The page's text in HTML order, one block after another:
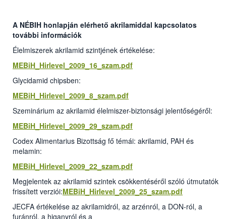
A NÉBIH honlapján elérhető akrilamiddal kapcsolatos
további információk
Élelmiszerek akrilamid szintjének értékelése:
MEBiH_Hirlevel_2009_16_szam.pdf
Glycidamid chipsben:
MEBiH_Hirlevel_2009_8_szam.pdf
Szeminárium az akrilamid élelmiszer-biztonsági jelentőségéről:
MEBiH_Hirlevel_2009_29_szam.pdf
Codex Alimentarius Bizottság fő témái: akrilamid, PAH és
melamin:
MEBiH_Hirlevel_2009_22_szam.pdf
Megjelentek az akrilamid szintek csökkentéséről szóló útmutatók
frissített verziói:MEBiH_Hirlevel_2009_25_szam.pdf
JECFA értékelése az akrilamidról, az arzénról, a DON-ról, a
furánról, a higanyról és a